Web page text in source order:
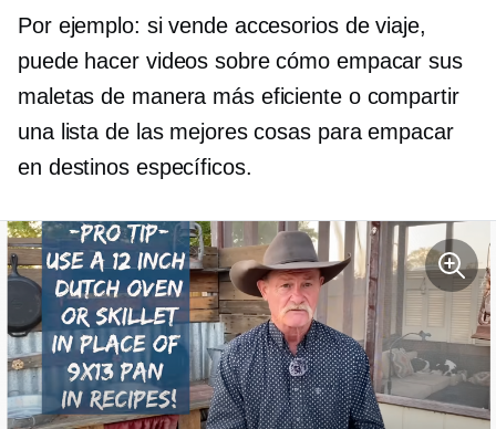
Por ejemplo: si vende accesorios de viaje,
puede hacer videos sobre cómo empacar sus
maletas de manera más eficiente o compartir
una lista de las mejores cosas para empacar
en destinos específicos.